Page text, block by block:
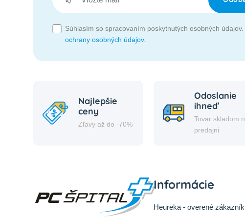
Súhlasím so spracovaním poskytnutých osobných údajov.
ochrany osobných údajov.
Najlepšie
ceny
Zľavy až do -70%
Odoslanie
ihneď
Tovar skladom
predajni
Informácie
Heureka - overené